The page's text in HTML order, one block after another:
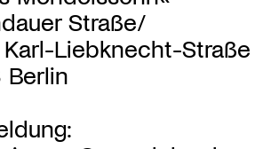
Straße/
Karl-Liebknecht-Straße
Berlin